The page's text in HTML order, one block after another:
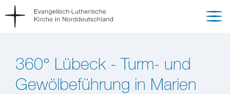
360° Lübeck - Turm- und
Gewölbeführung in Marien